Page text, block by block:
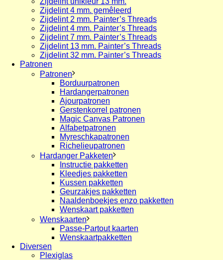
Zijdelint 4 mm. gemêleerd
Zijdelint 2 mm. Painter’s Threads
Zijdelint 4 mm. Painter’s Threads
Zijdelint 7 mm. Painter’s Threads
Zijdelint 13 mm. Painter’s Threads
Zijdelint 32 mm. Painter’s Threads
Patronen
Patronen
Borduurpatronen
Hardangerpatronen
Ajourpatronen
Gerstenkorrel patronen
Magic Canvas Patronen
Alfabetpatronen
Myreschkapatronen
Richelieupatronen
Hardanger Pakketen
Instructie pakketten
Kleedjes pakketten
Kussen pakketten
Geurzakjes pakketten
Naaldenboekjes enzo pakketten
Wenskaart pakketten
Wenskaarten
Passe-Partout kaarten
Wenskaartpakketten
Diversen
Plexiglas